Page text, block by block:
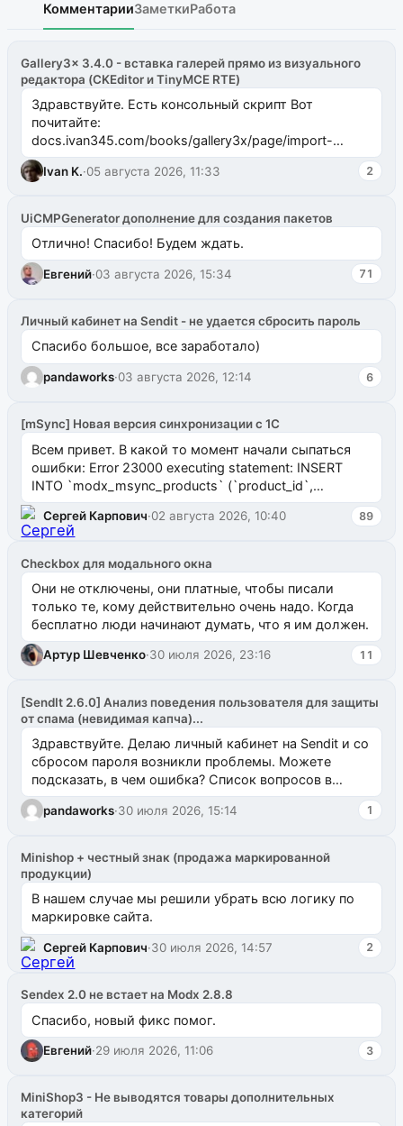
КомментарииЗаметкиРабота
Gallery3x 3.4.0 - вставка галерей прямо из визуального
редактора (CKEditor и TinyMCE RTE)
Здравствуйте. Есть консольный скрипт Вот
почитайте:
docs.ivan345.com/books/gallery3x/page/import-
ms2galleryphp
Ivan K.·05 августа 2026, 11:33 2
UiCMPGenerator дополнение для создания пакетов
Отлично! Спасибо! Будем ждать.
Евгений·03 августа 2026, 15:34 71
Личный кабинет на Sendit - не удается сбросить пароль
Спасибо большое, все заработало)
pandaworks·03 августа 2026, 12:14 6
[mSync] Новая версия синхронизации с 1С
Всем привет. В какой то момент начали сыпаться
ошибки: Error 23000 executing statement: INSERT
INTO `modx_msync_products` (`product_id`,
`uuid_1c`) VALUES ...
Сергей Карпович·02 августа 2026, 10:40 89
Checkbox для модального окна
Они не отключены, они платные, чтобы писали
только те, кому действительно очень надо. Когда
бесплатно люди начинают думать, что я им должен.
Артур Шевченко·30 июля 2026, 23:16 11
[SendIt 2.6.0] Анализ поведения пользователя для защиты
от спама (невидимая капча)...
Здравствуйте. Делаю личный кабинет на Sendit и со
сбросом пароля возникли проблемы. Можете
подсказать, в чем ошибка? Список вопросов в
одноименном разделе на modx.pro пока пуст, и,...
pandaworks·30 июля 2026, 15:14 1
Minishop + честный знак (продажа маркированной
продукции)
В нашем случае мы решили убрать всю логику по
маркировке сайта.
Сергей Карпович·30 июля 2026, 14:57 2
Sendex 2.0 не встает на Modx 2.8.8
Спасибо, новый фикс помог.
Евгений·29 июля 2026, 11:06 3
MiniShop3 - Не выводятся товары дополнительных
категорий